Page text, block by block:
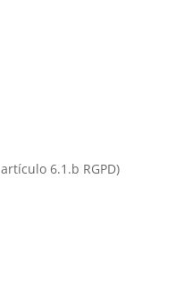
6.1.b RGPD)